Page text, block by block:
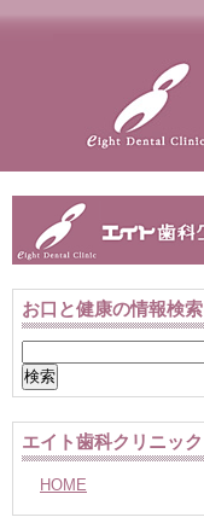
お口と健康の情報検索
索:
エイト歯科クリニック
HOME